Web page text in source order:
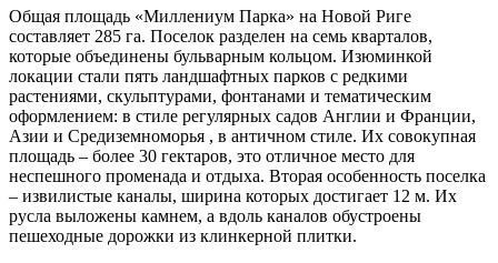
Общая площадь «Миллениум Парка» на Новой Риге
составляет 285 га. Поселок разделен на семь кварталов,
которые объединены бульварным кольцом. Изюминкой
локации стали пять ландшафтных парков с редкими
растениями, скульптурами, фонтанами и тематическим
оформлением: в стиле регулярных садов Англии и Франции,
Азии и Средиземноморья , в античном стиле. Их совокупная
площадь – более 30 гектаров, это отличное место для
неспешного променада и отдыха. Вторая особенность поселка
– извилистые каналы, ширина которых достигает 12 м. Их
русла выложены камнем, а вдоль каналов обустроены
пешеходные дорожки из клинкерной плитки.